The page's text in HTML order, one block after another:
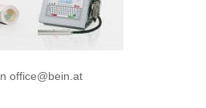
office@bein.at